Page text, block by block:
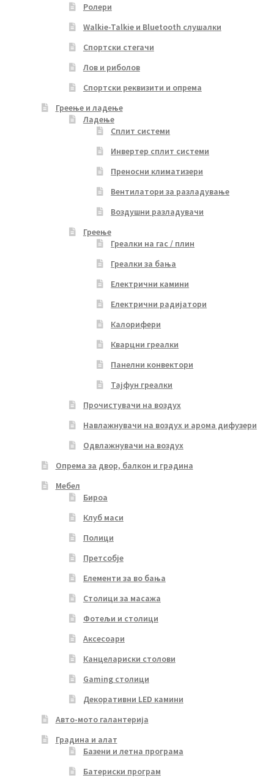
Ролери
Walkie-Talkie и Bluetooth слушалки
Спортски стегачи
Лов и риболов
Спортски реквизити и опрема
Греење и ладење
Ладење
Сплит системи
Инвертер сплит системи
Преносни климатизери
Вентилатори за разладување
Воздушни разладувачи
Греење
Греалки на гас / плин
Греалки за бања
Електрични камини
Електрични радијатори
Калорифери
Кварцни греалки
Панелни конвектори
Тајфун греалки
Прочистувачи на воздух
Навлажнувачи на воздух и арома дифузери
Одвлажнувачи на воздух
Опрема за двор, балкон и градина
Мебел
Бироа
Клуб маси
Полици
Претсобје
Елементи за во бања
Столици за масажа
Фотељи и столици
Аксесоари
Канцелариски столови
Gaming столици
Декоративни LED камини
Авто-мото галантерија
Градина и алат
Базени и летна програма
Батериски програм